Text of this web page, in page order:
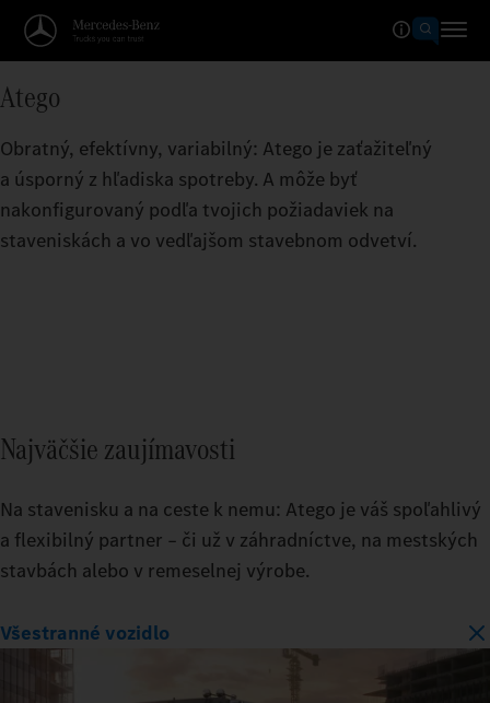
Atego
Obratný, efektívny, variabilný: Atego je zaťažiteľný
a úsporný z hľadiska spotreby. A môže byť
nakonfigurovaný podľa tvojich požiadaviek na
staveniskách a vo vedľajšom stavebnom odvetví.
Najväčšie zaujímavosti
Na stavenisku a na ceste k nemu: Atego je váš spoľahlivý
a flexibilný partner – či už v záhradníctve, na mestských
stavbách alebo v remeselnej výrobe.
Všestranné vozidlo